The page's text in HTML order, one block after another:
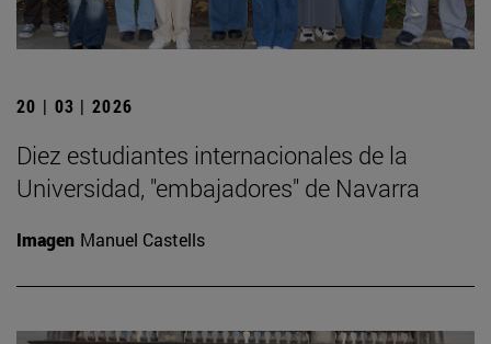
20 | 03 | 2026
Diez estudiantes internacionales de la
Universidad, "embajadores" de Navarra
Imagen Manuel Castells